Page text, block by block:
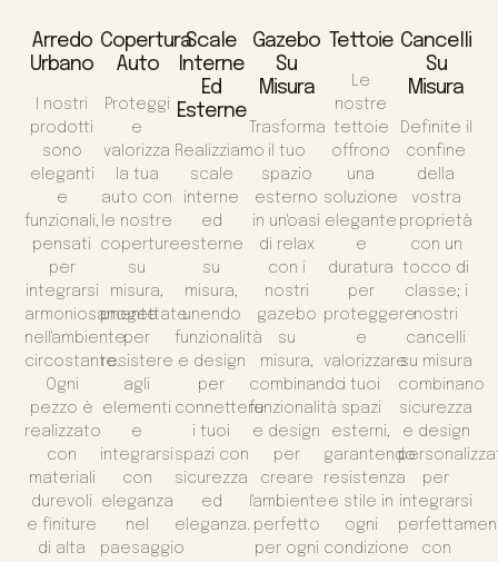
Arredo
Urbano
I nostri
prodotti
sono
eleganti
e
funzionali,
pensati
per
integrarsi
armoniosamente
nell'ambiente
circostante.
Ogni
pezzo è
realizzato
con
materiali
durevoli
e finiture
di alta
Copertura
Auto
Proteggi
e
valorizza
la tua
auto con
le nostre
coperture
su
misura,
progettate
per
resistere
agli
elementi
e
integrarsi
con
eleganza
nel
paesaggio
Scale
Interne
Ed
Esterne
Realizziamo
scale
interne
ed
esterne
su
misura,
unendo
funzionalità
e design
per
connettere
i tuoi
spazi con
sicurezza
ed
eleganza.
Gazebo
Su
Misura
Trasforma
il tuo
spazio
esterno
in un'oasi
di relax
con i
nostri
gazebo
su
misura,
combinando
funzionalità
e design
per
creare
l'ambiente
perfetto
per ogni
Tettoie
Le
nostre
tettoie
offrono
una
soluzione
elegante
e
duratura
per
proteggere
e
valorizzare
i tuoi
spazi
esterni,
garantendo
resistenza
e stile in
ogni
condizione
Cancelli
Su
Misura
Definite il
confine
della
vostra
proprietà
con un
tocco di
classe; i
nostri
cancelli
su misura
combinano
sicurezza
e design
per
integrarsi
con